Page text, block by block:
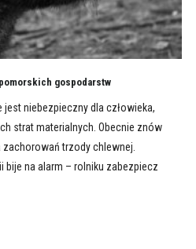
gospodarstw
niebezpieczny dla człowieka,
strat materialnych. Obecnie znów
zachorowań trzody chlewnej.
bije na alarm – rolniku zabezpiecz